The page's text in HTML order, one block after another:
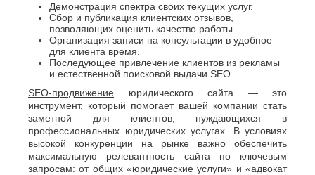
Демонстрация спектра своих текущих услуг.
Сбор и публикация клиентских отзывов,
позволяющих оценить качество работы.
Организация записи на консультации в удобное
для клиента время.
Последующее привлечение клиентов из рекламы
и естественной поисковой выдачи SEO
SEO-продвижение юридического сайта — это
инструмент, который помогает вашей компании стать
заметной для клиентов, нуждающихся в
профессиональных юридических услугах. В условиях
высокой конкуренции на рынке важно обеспечить
максимальную релевантность сайта по ключевым
запросам: от общих «юридические услуги» и «адвокат